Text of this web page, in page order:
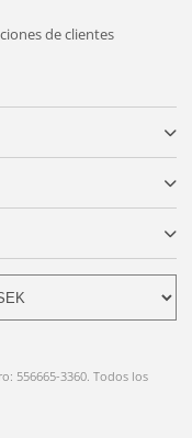
de clientes
556665-3360. Todos los